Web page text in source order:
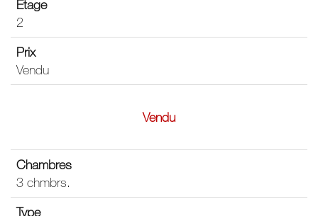
2
Vendu
Vendu
3 chmbrs.